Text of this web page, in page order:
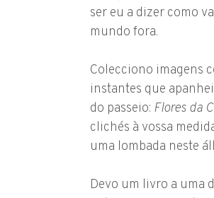
ser eu a dizer como
mundo fora.
Colecciono imagens
instantes que
do passeio: Flores da
clichés à vossa
uma lombada neste
Devo um livro a uma